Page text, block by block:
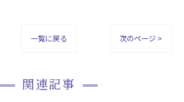
一覧に戻る 次のページ >
関連記事